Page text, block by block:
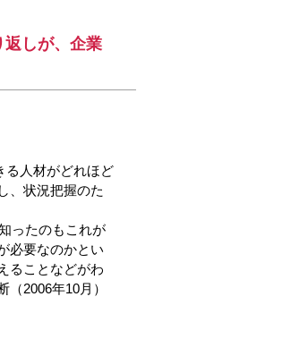
返しが、企業
る人材がどれほど
、状況把握のた
ったのもこれが
必要なのかとい
ることなどがわ
2006年10月）